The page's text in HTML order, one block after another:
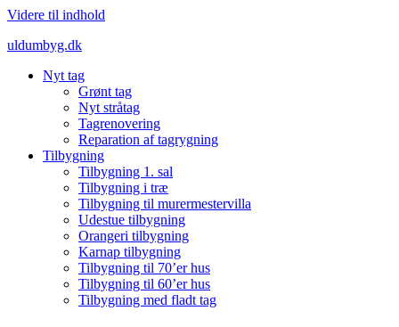
Videre til indhold
uldumbyg.dk
Nyt tag
Grønt tag
Nyt stråtag
Tagrenovering
Reparation af tagrygning
Tilbygning
Tilbygning 1. sal
Tilbygning i træ
Tilbygning til murermestervilla
Udestue tilbygning
Orangeri tilbygning
Karnap tilbygning
Tilbygning til 70’er hus
Tilbygning til 60’er hus
Tilbygning med fladt tag